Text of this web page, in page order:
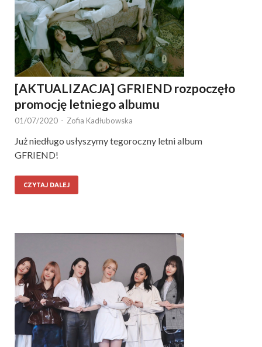
[AKTUALIZACJA] GFRIEND rozpoczęło
promocję letniego albumu
01/07/2020 - Zofia Kadłubowska
Już niedługo usłyszymy tegoroczny letni album
GFRIEND!
CZYTAJ DALEJ